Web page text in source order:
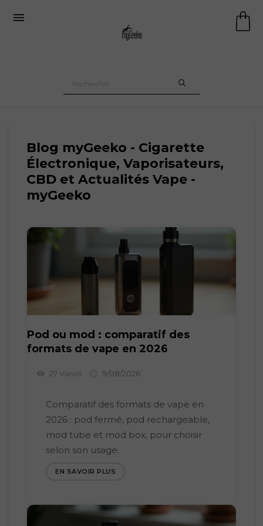

Blog myGeeko - Cigarette
Électronique, Vaporisateurs,
CBD et Actualités Vape -
myGeeko
Pod ou mod : comparatif des
formats de vape en 2026
visibility 27 Views  9/08/2026
Comparatif des formats de vape en
2026 : pod fermé, pod rechargeable,
mod tube et mod box, pour choisir
selon son usage.
EN SAVOIR PLUS